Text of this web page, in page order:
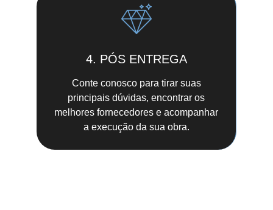
4. PÓS ENTREGA
Conte conosco para tirar suas
principais dúvidas, encontrar os
melhores fornecedores e acompanhar
a execução da sua obra.